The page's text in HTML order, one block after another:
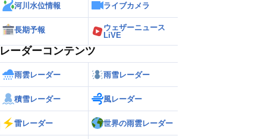
河川水位情報 ライブカメラ
長期予報
ウェザーニュース
LiVE
レーダーコンテンツ
雨雲レーダー 雨雪レーダー
積雪レーダー 風レーダー
雷レーダー 世界の雨雲レーダー